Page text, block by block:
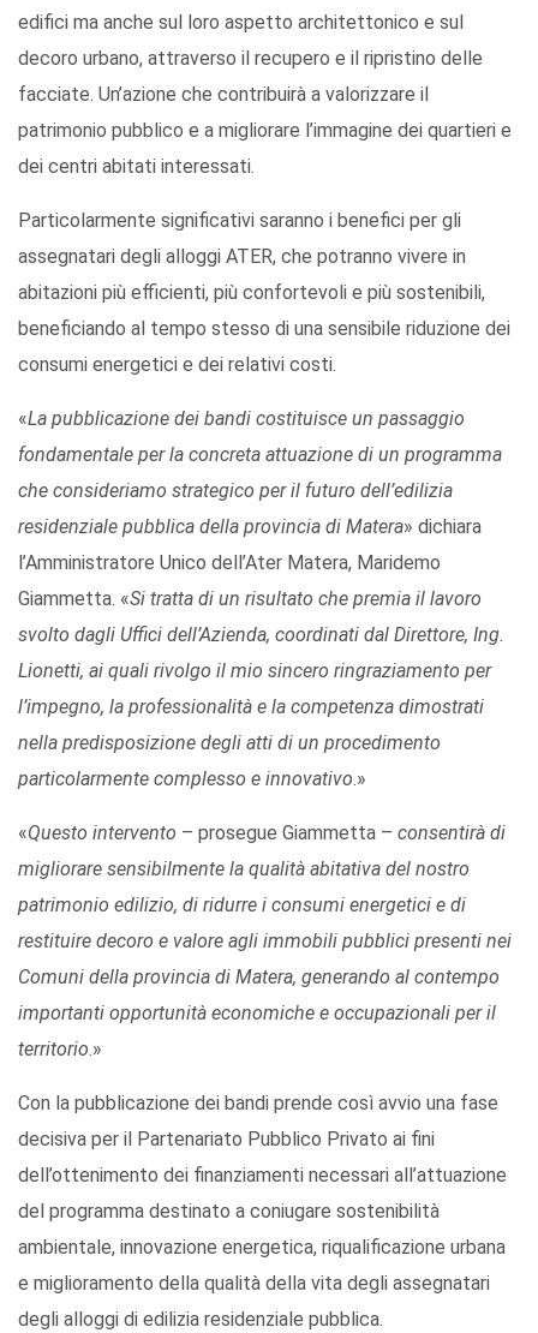
edifici ma anche sul loro aspetto architettonico e sul
decoro urbano, attraverso il recupero e il ripristino delle
facciate. Un’azione che contribuirà a valorizzare il
patrimonio pubblico e a migliorare l’immagine dei quartieri e
dei centri abitati interessati.
Particolarmente significativi saranno i benefici per gli
assegnatari degli alloggi ATER, che potranno vivere in
abitazioni più efficienti, più confortevoli e più sostenibili,
beneficiando al tempo stesso di una sensibile riduzione dei
consumi energetici e dei relativi costi.
«La pubblicazione dei bandi costituisce un passaggio
fondamentale per la concreta attuazione di un programma
che consideriamo strategico per il futuro dell’edilizia
residenziale pubblica della provincia di Matera» dichiara
l’Amministratore Unico dell’Ater Matera, Maridemo
Giammetta. «Si tratta di un risultato che premia il lavoro
svolto dagli Uffici dell’Azienda, coordinati dal Direttore, Ing.
Lionetti, ai quali rivolgo il mio sincero ringraziamento per
l’impegno, la professionalità e la competenza dimostrati
nella predisposizione degli atti di un procedimento
particolarmente complesso e innovativo.»
«Questo intervento – prosegue Giammetta – consentirà di
migliorare sensibilmente la qualità abitativa del nostro
patrimonio edilizio, di ridurre i consumi energetici e di
restituire decoro e valore agli immobili pubblici presenti nei
Comuni della provincia di Matera, generando al contempo
importanti opportunità economiche e occupazionali per il
territorio.»
Con la pubblicazione dei bandi prende così avvio una fase
decisiva per il Partenariato Pubblico Privato ai fini
dell’ottenimento dei finanziamenti necessari all’attuazione
del programma destinato a coniugare sostenibilità
ambientale, innovazione energetica, riqualificazione urbana
e miglioramento della qualità della vita degli assegnatari
degli alloggi di edilizia residenziale pubblica.